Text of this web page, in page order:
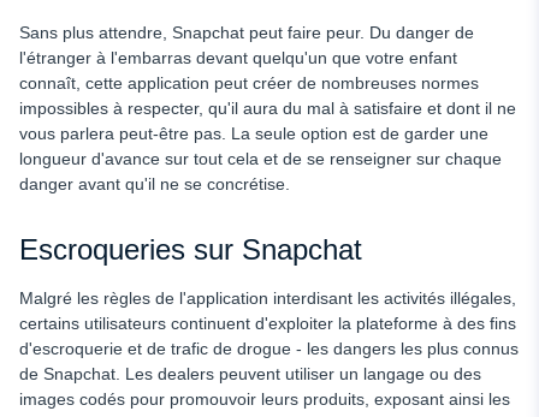
Sans plus attendre, Snapchat peut faire peur. Du danger de
l'étranger à l'embarras devant quelqu'un que votre enfant
connaît, cette application peut créer de nombreuses normes
impossibles à respecter, qu'il aura du mal à satisfaire et dont il ne
vous parlera peut-être pas. La seule option est de garder une
longueur d'avance sur tout cela et de se renseigner sur chaque
danger avant qu'il ne se concrétise.
Escroqueries sur Snapchat
Malgré les règles de l'application interdisant les activités illégales,
certains utilisateurs continuent d'exploiter la plateforme à des fins
d'escroquerie et de trafic de drogue - les dangers les plus connus
de Snapchat. Les dealers peuvent utiliser un langage ou des
images codés pour promouvoir leurs produits, exposant ainsi les